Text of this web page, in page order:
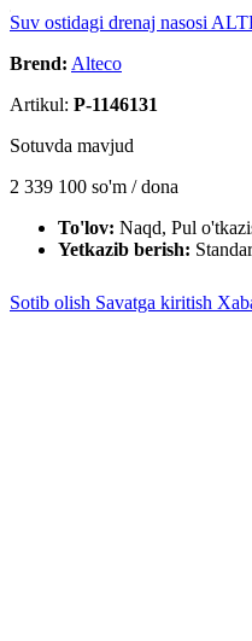
Suv ostidagi drenaj nasosi
Brend: Alteco
Artikul: P-1146131
Sotuvda mavjud
2 339 100 so'm / dona
To'lov: Naqd, Pul
Yetkazib berish:
Sotib olish Savatga kiritish